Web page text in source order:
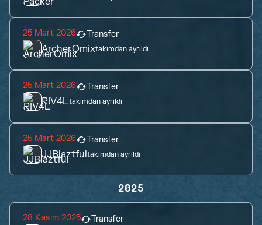
25 Mart 2026 Transfer
ArcherOmixtakımdan ayrıldı
25 Mart 2026 Transfer
RIV4Ltakımdan ayrıldı
25 Mart 2026 Transfer
JJBlaztfultakımdan ayrıldı
2025
28 Kasım 2025 Transfer